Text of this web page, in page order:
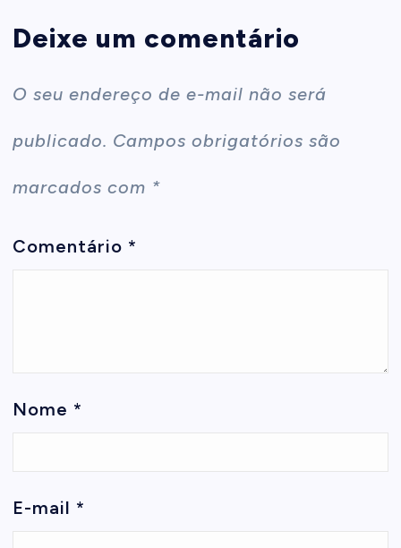
Deixe um comentário
O seu endereço de e-mail não será
publicado. Campos obrigatórios são
marcados com *
Comentário *
Nome *
E-mail *